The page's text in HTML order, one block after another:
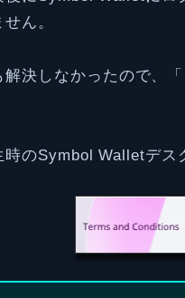
ん。
解決しなかったので、
のSymbol Walletデス